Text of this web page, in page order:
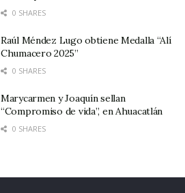
0 SHARES
Raúl Méndez Lugo obtiene Medalla “Alí
Chumacero 2025”
0 SHARES
Marycarmen y Joaquín sellan
“Compromiso de vida”, en Ahuacatlán
0 SHARES